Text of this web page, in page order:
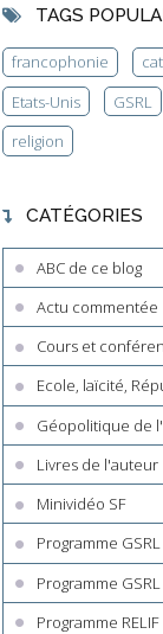
TAGS
francophonie
Etats-Unis
GSRL
religion
CATÉGORIES
ABC de ce blog
Actu commentée
Cours et
Ecole, laïcité,
Géopolitique de
Livres de l'auteur
Minividéo SF
Programme
Programme
Programme RELIF